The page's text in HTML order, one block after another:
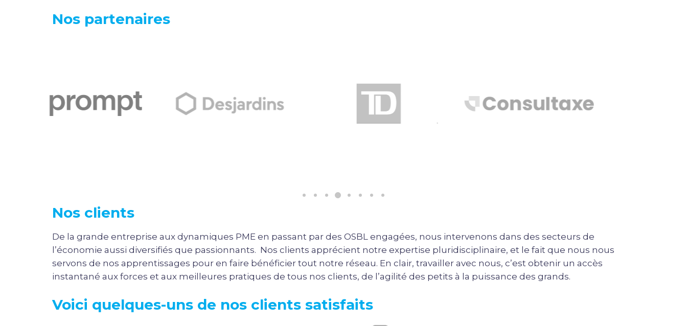
Nos partenaires
Nos clients
De la grande entreprise aux dynamiques PME en passant par des OSBL engagées, nous intervenons dans des secteurs de
l’économie aussi diversifiés que passionnants. Nos clients apprécient notre expertise pluridisciplinaire, et le fait que nous nous
servons de nos apprentissages pour en faire bénéficier tout notre réseau. En clair, travailler avec nous, c’est obtenir un accès
instantané aux forces et aux meilleures pratiques de tous nos clients, de l’agilité des petits à la puissance des grands.
Voici quelques-uns de nos clients satisfaits